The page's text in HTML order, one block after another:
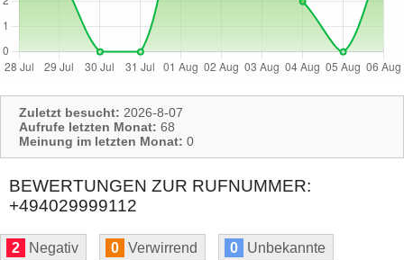
Zuletzt besucht: 2026-8-07
Aufrufe letzten Monat: 68
Meinung im letzten Monat: 0
BEWERTUNGEN ZUR RUFNUMMER:
+494029999112
2 Negativ 0 Verwirrend 0 Unbekannte